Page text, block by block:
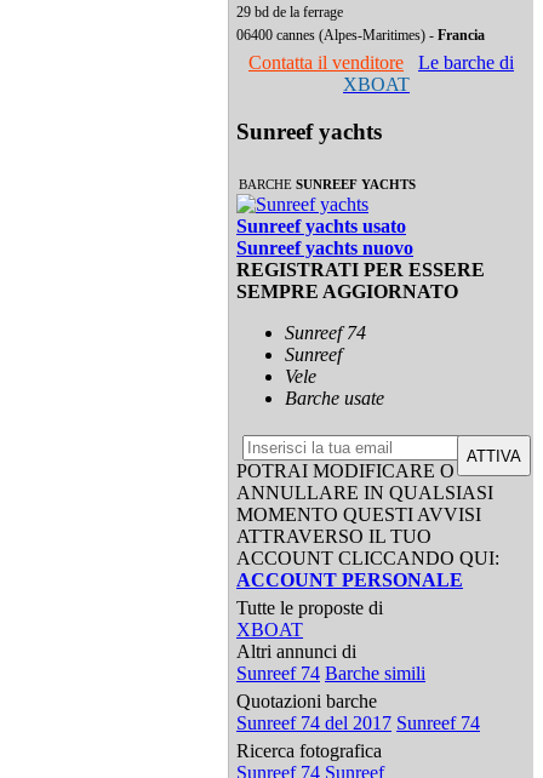
29 bd de la ferrage
06400 cannes (Alpes-Maritimes) - Francia
Contatta il venditore
Le barche di
XBOAT
Sunreef yachts
BARCHE SUNREEF YACHTS
Sunreef yachts usato
Sunreef yachts nuovo
REGISTRATI PER ESSERE
SEMPRE AGGIORNATO
Sunreef 74
Sunreef
Vele
Barche usate
ATTIVA
POTRAI MODIFICARE O
ANNULLARE IN QUALSIASI
MOMENTO QUESTI AVVISI
ATTRAVERSO IL TUO
ACCOUNT CLICCANDO QUI:
ACCOUNT PERSONALE
Tutte le proposte di
XBOAT
Altri annunci di
Sunreef 74 Barche simili
Quotazioni barche
Sunreef 74 del 2017 Sunreef 74
Ricerca fotografica
Sunreef 74 Sunreef